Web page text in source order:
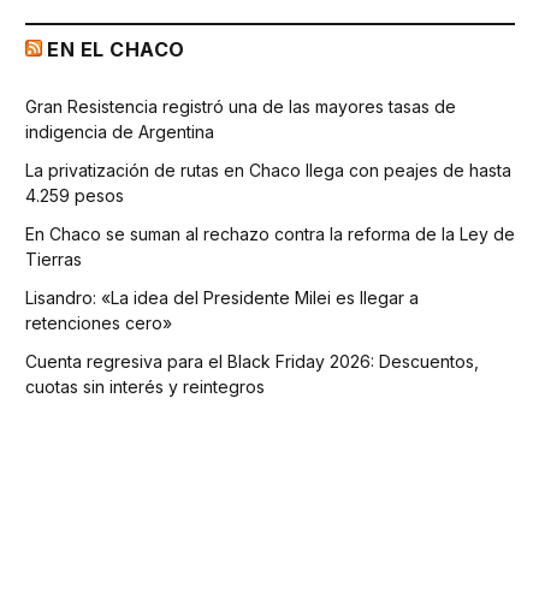
EN EL CHACO
Gran Resistencia registró una de las mayores tasas de
indigencia de Argentina
La privatización de rutas en Chaco llega con peajes de hasta
4.259 pesos
En Chaco se suman al rechazo contra la reforma de la Ley de
Tierras
Lisandro: «La idea del Presidente Milei es llegar a
retenciones cero»
Cuenta regresiva para el Black Friday 2026: Descuentos,
cuotas sin interés y reintegros